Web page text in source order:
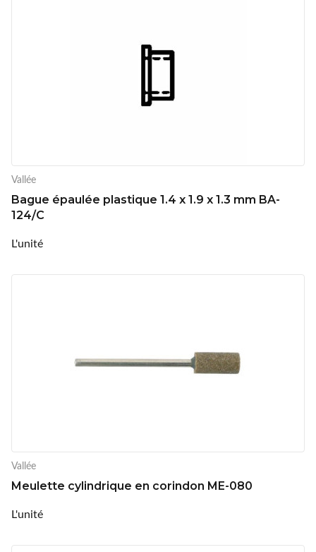
Vallée
Bague épaulée plastique 1.4 x 1.9 x 1.3 mm BA-
124/C
L'unité
Vallée
Meulette cylindrique en corindon ME-080
L'unité